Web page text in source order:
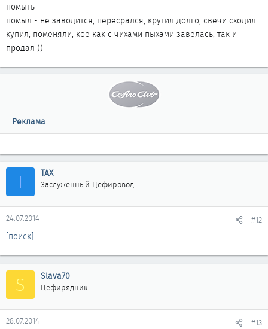
помыть
помыл - не заводится, пересрался, крутил долго, свечи сходил
купил, поменяли, кое как с чихами пыхами завелась, так и
продал ))
Реклама
Т ТАХ
Заслуженный Цефировод
24.07.2014 #12
[поиск]
S Slava70
Цефирядник
28.07.2014 #13